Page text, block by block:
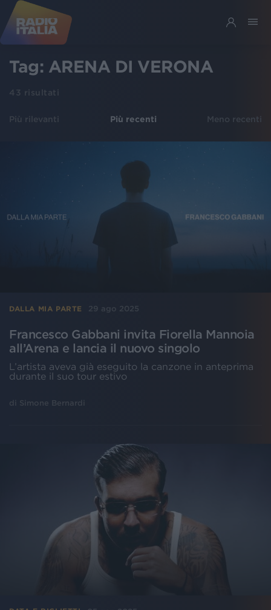
Tag: ARENA DI VERONA
43 risultati
Più rilevanti Più recenti Meno recenti
DALLA MIA PARTE 29 ago 2025
Francesco Gabbani invita Fiorella Mannoia
all’Arena e lancia il nuovo singolo
L’artista aveva già eseguito la canzone in anteprima
durante il suo tour estivo
di Simone Bernardi